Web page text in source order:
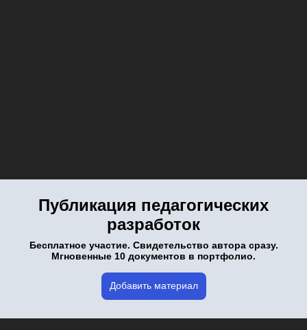
Публикация педагогических
разработок
Бесплатное участие. Свидетельство автора сразу.
Мгновенные 10 документов в портфолио.
Добавить материал